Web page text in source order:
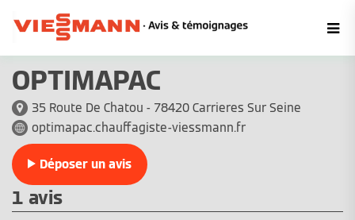
OPTIMAPAC
35 Route De Chatou - 78420 Carrieres Sur Seine
optimapac.chauffagiste-viessmann.fr
Déposer un avis
1 avis